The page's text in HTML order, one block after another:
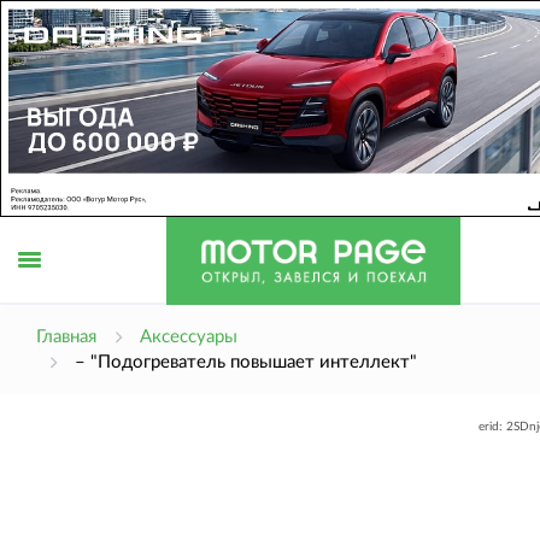
Главная
Аксессуары
– "Подогреватель повышает интеллект"
erid: